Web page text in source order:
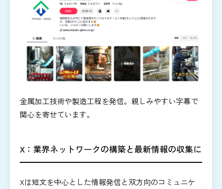
金属加工技術や製造工程を発信。親しみやすい字幕で
関心を寄せています。
X：業界ネットワークの構築と最新情報の収集に
Xは短文を中心とした情報発信と双方向のコミュニケ